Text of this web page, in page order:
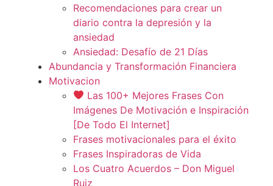
Recomendaciones para crear un
diario contra la depresión y la
ansiedad
Ansiedad: Desafío de 21 Días
Abundancia y Transformación Financiera
Motivacion
Las 100+ Mejores Frases Con
Imágenes De Motivación e Inspiración
[De Todo El Internet]
Frases motivacionales para el éxito
Frases Inspiradoras de Vida
Los Cuatro Acuerdos – Don Miguel
Ruiz